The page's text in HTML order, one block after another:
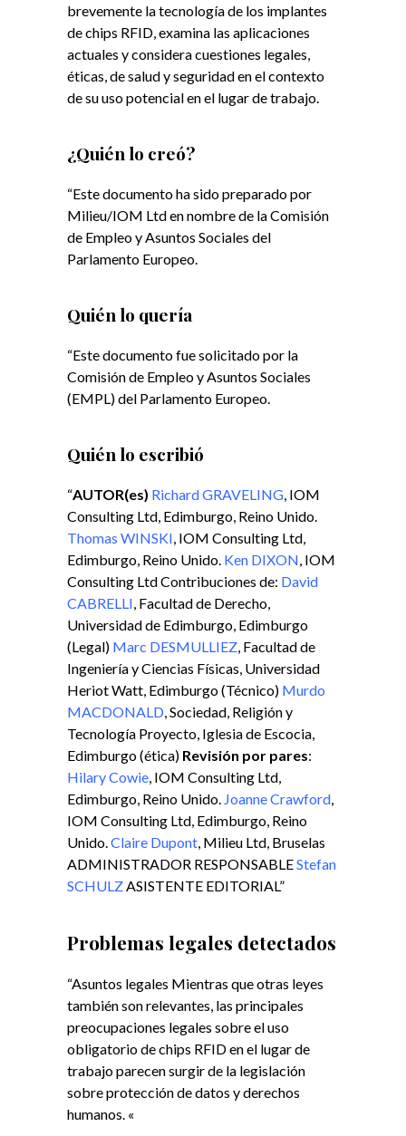
brevemente la tecnología de los implantes
de chips RFID, examina las aplicaciones
actuales y considera cuestiones legales,
éticas, de salud y seguridad en el contexto
de su uso potencial en el lugar de trabajo.
¿Quién lo creó?
“Este documento ha sido preparado por
Milieu/IOM Ltd en nombre de la Comisión
de Empleo y Asuntos Sociales del
Parlamento Europeo.
Quién lo quería
“Este documento fue solicitado por la
Comisión de Empleo y Asuntos Sociales
(EMPL) del Parlamento Europeo.
Quién lo escribió
“AUTOR(es) Richard GRAVELING, IOM
Consulting Ltd, Edimburgo, Reino Unido.
Thomas WINSKI, IOM Consulting Ltd,
Edimburgo, Reino Unido. Ken DIXON, IOM
Consulting Ltd Contribuciones de: David
CABRELLI, Facultad de Derecho,
Universidad de Edimburgo, Edimburgo
(Legal) Marc DESMULLIEZ, Facultad de
Ingeniería y Ciencias Físicas, Universidad
Heriot Watt, Edimburgo (Técnico) Murdo
MACDONALD, Sociedad, Religión y
Tecnología Proyecto, Iglesia de Escocia,
Edimburgo (ética) Revisión por pares:
Hilary Cowie, IOM Consulting Ltd,
Edimburgo, Reino Unido. Joanne Crawford,
IOM Consulting Ltd, Edimburgo, Reino
Unido.Claire Dupont, Milieu Ltd, Bruselas
ADMINISTRADOR RESPONSABLEStefan
SCHULZASISTENTE EDITORIAL”
Problemas legales detectados
“Asuntos legales Mientras que otras leyes
también son relevantes, las principales
preocupaciones legales sobre el uso
obligatorio de chips RFID en el lugar de
trabajo parecen surgir de la legislación
sobre protección de datos y derechos
humanos. «